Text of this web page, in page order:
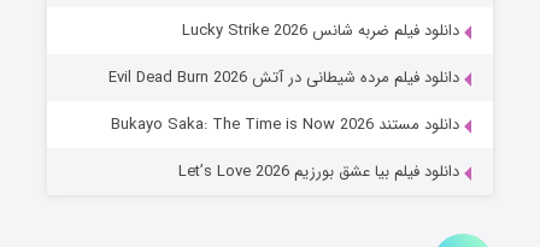
جادوگری در مغولستاندانلود فیلم ضربه شانس Lucky Strike 2026
دانلود فیلم مرده شیطانی در آتش Evil Dead Burn 2026
دانلود مستند Bukayo Saka: The Time is Now 2026
دانلود فیلم بیا عشق بورزیم Let’s Love 2026